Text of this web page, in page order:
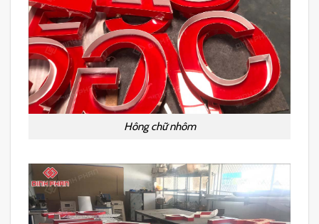
Hông chữ nhôm